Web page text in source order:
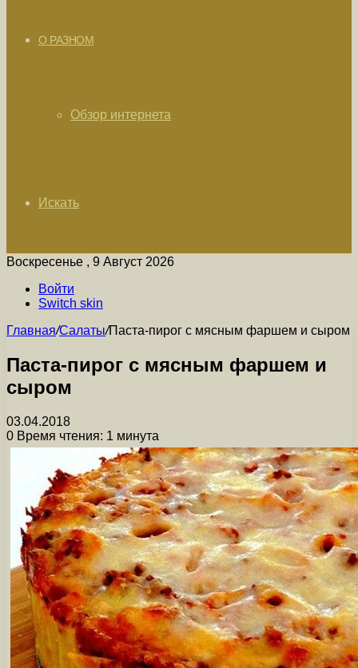
О РАЗНОМ
Обзор интернета
Искать
Воскресенье , 9 Август 2026
Войти
Switch skin
Главная/Салаты/Паста-пирог с мясным фаршем и сыром
Паста-пирог с мясным фаршем и
сыром
03.04.2018
0 Время чтения: 1 минута